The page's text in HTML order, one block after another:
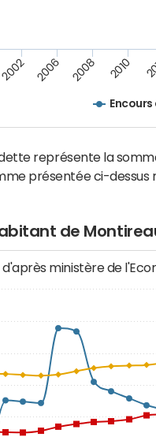
2002 2006 2008 2010
représente la
présentée ci-dessus
de
d'après ministère de